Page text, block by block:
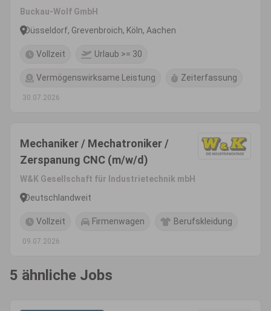
Buckau-Wolf GmbH
Düsseldorf, Grevenbroich, Köln, Aachen
Vollzeit Urlaub >= 30
Vermögenswirksame Leistung Zeiterfassung
30.07.2026
Mechaniker / Mechatroniker /
Zerspanung CNC (m/w/d)
W&K Gesellschaft für Industrietechnik mbH
Deutschlandweit
Vollzeit Firmenwagen Berufskleidung
09.07.2026
5 ähnliche Jobs